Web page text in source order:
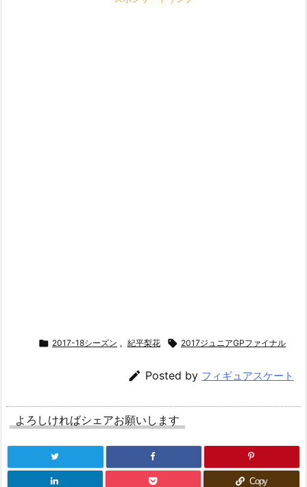
 2017-18シーズン , 紀平梨花  2017ジュニアGPファイナル
 Posted by フィギュアスケート
よろしければシェアお願いします
Copy